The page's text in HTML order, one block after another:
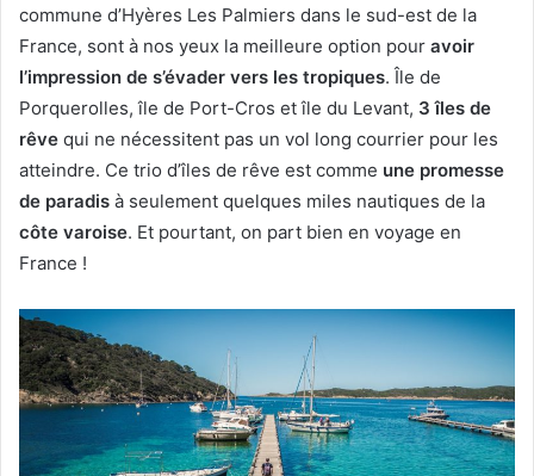
commune d’Hyères Les Palmiers dans le sud-est de la
France, sont à nos yeux la meilleure option pour avoir
l’impression de s’évader vers les tropiques. Île de
Porquerolles, île de Port-Cros et île du Levant, 3 îles de
rêve qui ne nécessitent pas un vol long courrier pour les
atteindre. Ce trio d’îles de rêve est comme une promesse
de paradis à seulement quelques miles nautiques de la
côte varoise. Et pourtant, on part bien en voyage en
France !